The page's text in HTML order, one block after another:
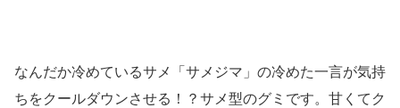
なんだか冷めているサメ「サメジマ」の冷めた一言が気持
ちをクールダウンさせる！？サメ型のグミです。甘くてク